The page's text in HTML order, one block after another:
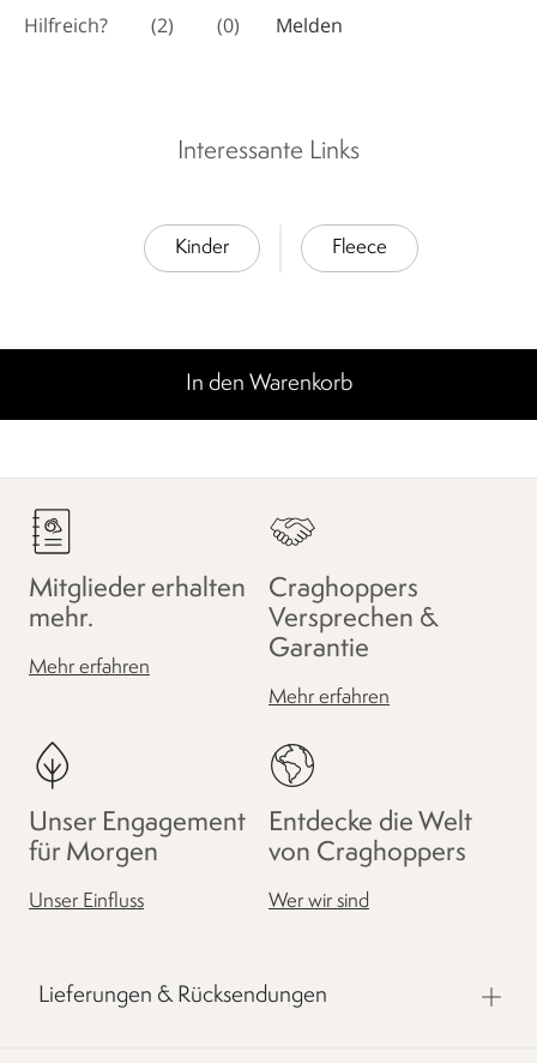
Interessante Links
Kinder Fleece
In den Warenkorb
Mitglieder erhalten
mehr.
Mehr erfahren
Craghoppers
Versprechen &
Garantie
Mehr erfahren
Unser Engagement
für Morgen
Unser Einfluss
Entdecke die Welt
von Craghoppers
Wer wir sind
Lieferungen & Rücksendungen